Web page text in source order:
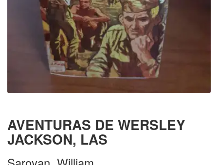
AVENTURAS DE WERSLEY
JACKSON, LAS